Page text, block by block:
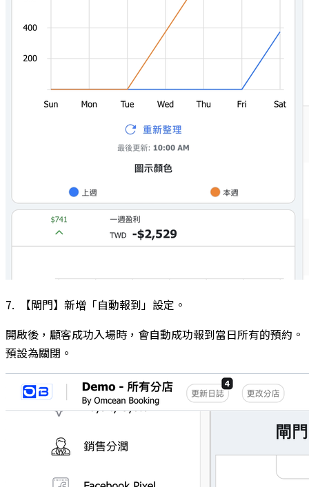
7. 【閘門】新增「自動報到」設定。
開啟後，顧客成功入場時，會自動成功報到當日所有的預約。
預設為關閉。